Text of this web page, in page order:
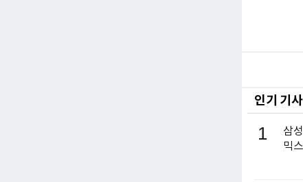
인기 기사
1
삼
믹